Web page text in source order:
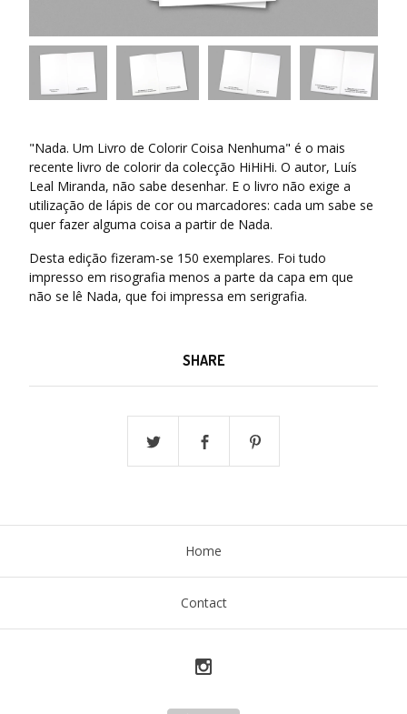
"Nada. Um Livro de Colorir Coisa Nenhuma" é o mais
recente livro de colorir da colecção HiHiHi. O autor, Luís
Leal Miranda, não sabe desenhar. E o livro não exige a
utilização de lápis de cor ou marcadores: cada um sabe se
quer fazer alguma coisa a partir de Nada.
Desta edição fizeram-se 150 exemplares. Foi tudo
impresso em risografia menos a parte da capa em que
não se lê Nada, que foi impressa em serigrafia.
SHARE
Home
Contact